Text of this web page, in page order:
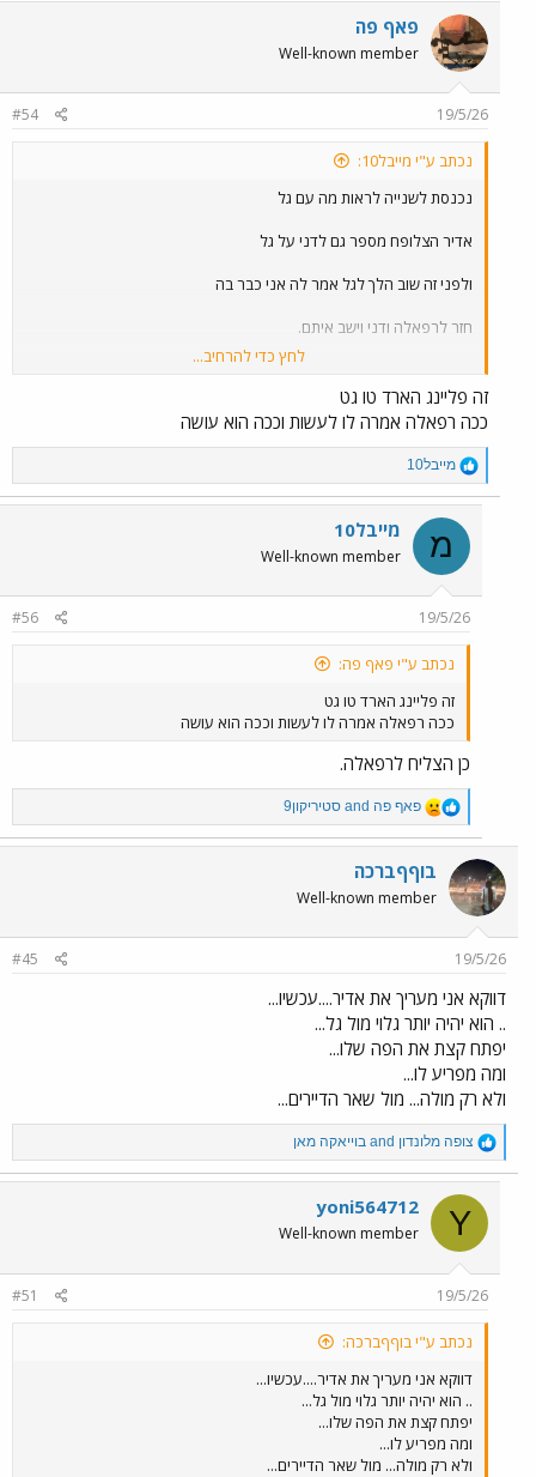
זה האמאמא של הזלזול.
הלוואי ויודח בשבת.
פאף פה
Well-known member
19/5/26
#54
נכתב ע"י מייבל10:
נכנסת לשנייה לראות מה עם גל
אדיר הצלופח מספר גם לדני על גל
ולפני זה שוב הלך לגל אמר לה אני כבר בה
חזר לרפאלה ודני וישב איתם.
אז לעזאזל למה הוא הולך אליה ואומר לה ...אני כבר בה,
ככה עשה לה בבריכה
הלך להביא לה מים
ישב עם ענבל ושכח מימנה.
זה האמאמא של הזלזול.
הלוואי ויודח בשבת.
לחץ כדי להרחיב...
זה פליינג הארד טו גט
ככה רפאלה אמרה לו לעשות וככה הוא עושה
R
e
a
c
o
n
s
מייבל10
מ מייבל10
Well-known member
19/5/26
#56
נכתב ע"י פאף פה:
זה פליינג הארד טו גט
ככה רפאלה אמרה לו לעשות וככה הוא עושה
כן הצליח לרפאלה.
R
e
a
t
i
n
פאף פה סטיריקון9
בוףףברכה
Well-known member
19/5/26
#45
דווקא אני מעריך את אדיר....עכשיו...
.. הוא יהיה יותר גלוי מול גל...
יפתח קצת את הפה שלו...
ומה מפריע לו...
ולא רק מולה... מול שאר הדיירים...
R
e
a
c
o
n
s
צופה מלונדון בוייאקה מאן
Y
yoni564712
Well-known member
19/5/26
#51
נכתב ע"י בוףףברכה:
דווקא אני מעריך את אדיר....עכשיו...
.. הוא יהיה יותר גלוי מול גל...
יפתח קצת את הפה שלו...
ומה מפריע לו...
ולא רק מולה... מול שאר הדיירים...